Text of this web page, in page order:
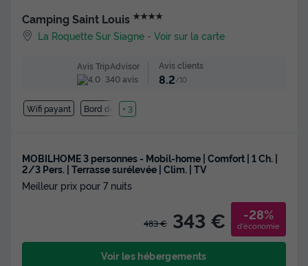
Camping Saint Louis ★★★★
La Roquette Sur Siagne -Voir sur la carte
Avis TripAdvisor
340 avis
Avis clients
8.2/10
Wifi payant Bord de mer
+ 3
MOBILHOME 3 personnes - Mobil-home | Comfort | 1 Ch. |
2/3 Pers. | Terrasse surélevée | Clim. | TV
Meilleur prix pour 7 nuits
483 € 343 € -28%
d'économie
Voir les hébergements